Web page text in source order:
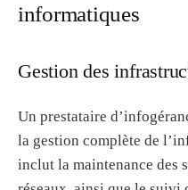
informatiques
Gestion des
Un prestataire
la gestion complète de
inclut la maintenance des